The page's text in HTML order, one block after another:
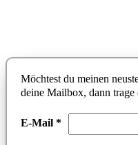
Möchtest du meinen
deine Mailbox, dann
E-Mail *